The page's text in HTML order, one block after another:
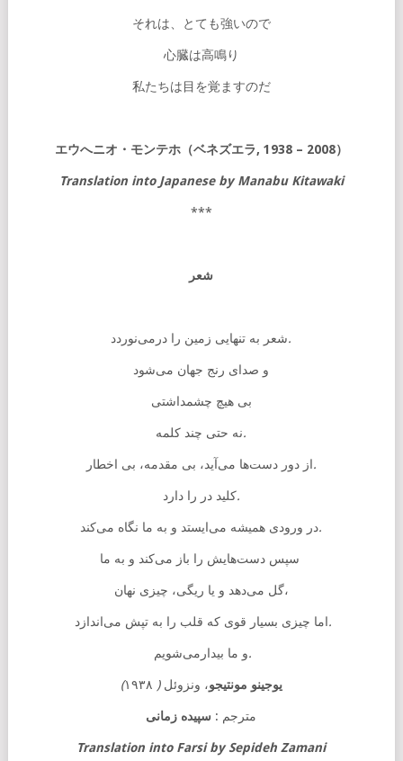
それは、とても強いので
心臓は高鳴り
私たちは目を覚ますのだ
エウへニオ・モンテホ（ベネズエラ, 1938 – 2008）
Translation into Japanese by Manabu Kitawaki
***
شعر
شعر به تنهایی زمین را درمی‌نوردد .
و صدای رنج جهان می‌شود
بی‌ هیچ چشمداشتی
نه حتی چند کلمه .
از دور دست‌ها می‌آید، بی مقدمه، بی اخطار .
کلید در را دارد .
در ورودی همیشه می‌ایستد و به ما نگاه می‌کند .
سپس دست‌هایش را باز می‌کند و به ما
گل می‌دهد و یا ریگی، چیزی نهان،
اما چیزی بسیار قوی که قلب را به تپش می‌اندازد .
و ما بیدارمی‌شویم .
یوجینو مونتیجو، ونزوئل( ۱۹۳۸)
مترجم : سپیده زمانی
Translation into Farsi by Sepideh Zamani